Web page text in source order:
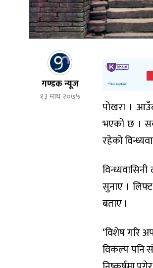
गण्डक न्यूज
१३ माघ २०७५
पोखरा ।
भएको छ ।
रहेको
सुनाए ।
बताए ।
‘विशेष गरि
विकल्प पनि